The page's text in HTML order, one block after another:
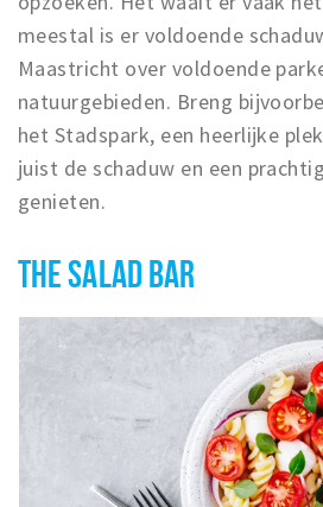
meestal is er voldoende
Maastricht over voldoende
natuurgebieden. Breng
het Stadspark, een heerlijke
juist de schaduw en een
genieten.
THE SALAD BAR